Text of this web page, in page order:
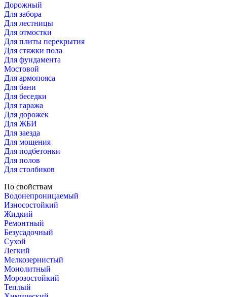
Дорожный
Для забора
Для лестницы
Для отмостки
Для плиты перекрытия
Для стяжки пола
Для фундамента
Мостовой
Для армопояса
Для бани
Для беседки
Для гаража
Для дорожек
Для ЖБИ
Для заезда
Для мощения
Для подбетонки
Для полов
Для столбиков
По свойствам
Водонепроницаемый
Износостойкий
Жидкий
Ремонтный
Безусадочный
Сухой
Легкий
Мелкозернистый
Монолитный
Морозостойкий
Теплый